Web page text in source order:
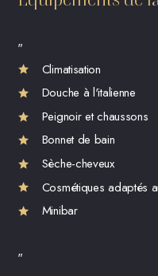
"
Climatisation
Douche à l'italienne
Peignoir et chaussons
Bonnet de bain
Sèche-cheveux
Cosmétiques adaptés
Minibar
"